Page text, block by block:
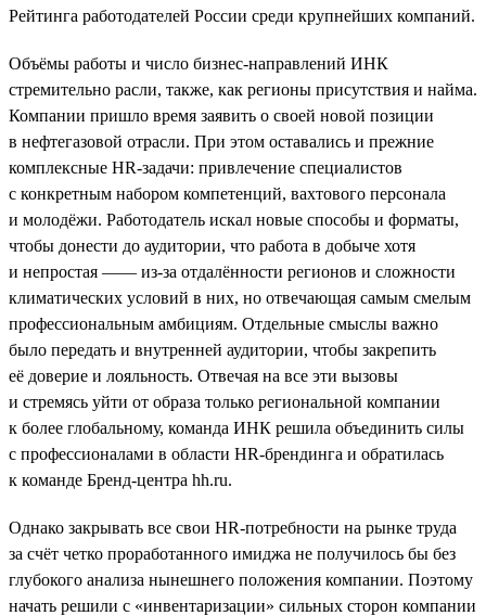
Рейтинга работодателей России среди крупнейших компаний.
Объёмы работы и число бизнес-направлений ИНК
стремительно расли, также, как регионы присутствия и найма.
Компании пришло время заявить о своей новой позиции
в нефтегазовой отрасли. При этом оставались и прежние
комплексные HR-задачи: привлечение специалистов
с конкретным набором компетенций, вахтового персонала
и молодёжи. Работодатель искал новые способы и форматы,
чтобы донести до аудитории, что работа в добыче хотя
и непростая —— из-за отдалённости регионов и сложности
климатических условий в них, но отвечающая самым смелым
профессиональным амбициям. Отдельные смыслы важно
было передать и внутренней аудитории, чтобы закрепить
её доверие и лояльность. Отвечая на все эти вызовы
и стремясь уйти от образа только региональной компании
к более глобальному, команда ИНК решила объединить силы
с профессионалами в области HR-брендинга и обратилась
к команде Бренд-центра hh.ru.
Однако закрывать все свои HR-потребности на рынке труда
за счёт четко проработанного имиджа не получилось бы без
глубокого анализа нынешнего положения компании. Поэтому
начать решили с «инвентаризации» сильных сторон компании